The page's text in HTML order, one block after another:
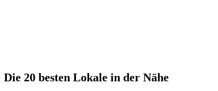
Die 20 besten Lokale in der Nähe